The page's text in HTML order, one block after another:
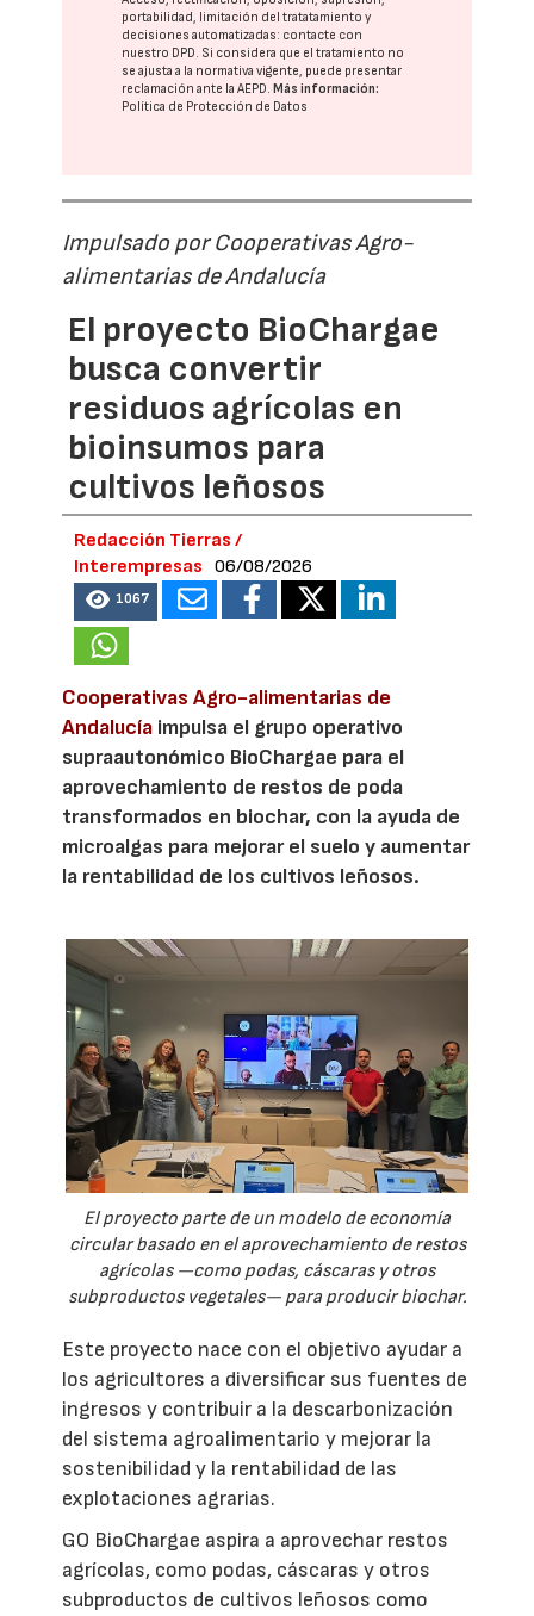
portabilidad, limitación del tratatamiento y
decisiones automatizadas: contacte con
nuestro DPD. Si considera que el tratamiento no
se ajusta a la normativa vigente, puede presentar
reclamación ante laAEPD. Más información:
Política de Protección de Datos
Impulsado por Cooperativas Agro-
alimentarias de Andalucía
El proyecto BioChargae
busca convertir
residuos agrícolas en
bioinsumos para
cultivos leñosos
Redacción Tierras /
Interempresas
06/08/2026
1067
Cooperativas Agro-alimentarias de
Andalucía impulsa el grupo operativo
supraautonómico BioChargae para el
aprovechamiento de restos de poda
transformados en biochar, con la ayuda de
microalgas para mejorar el suelo y aumentar
la rentabilidad de los cultivos leñosos.
El proyecto parte de un modelo de economía
circular basado en el aprovechamiento de restos
agrícolas —como podas, cáscaras y otros
subproductos vegetales— para producir biochar.
Este proyecto nace con el objetivo ayudar a
los agricultores a diversificar sus fuentes de
ingresos y contribuir a la descarbonización
del sistema agroalimentario y mejorar la
sostenibilidad y la rentabilidad de las
explotaciones agrarias.
GO BioChargae aspira a aprovechar restos
agrícolas, como podas, cáscaras y otros
subproductos de cultivos leñosos como